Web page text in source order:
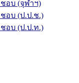
อบ (จุฬาฯ)
อบ (ป.ป.ช.)
อบ (ป.ป.ท.)